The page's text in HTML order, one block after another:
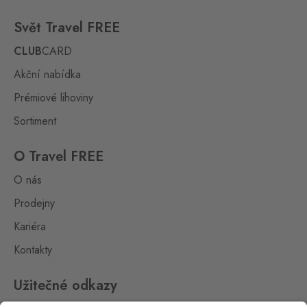
Klingenthal
Hraničná 11, Kraslice,
358 01
Loučná pod
Klínovcem
Oberwiesenthal
Klínovcem - Vejprty,
Petrovice 578, Petrovice,
Store
Bahratal
Svět Travel FREE
CLUBCARD
Akční nabídka
Prémiové lihoviny
Sortiment
O Travel FREE
O nás
Prodejny
Kariéra
Kontakty
Užitečné odkazy